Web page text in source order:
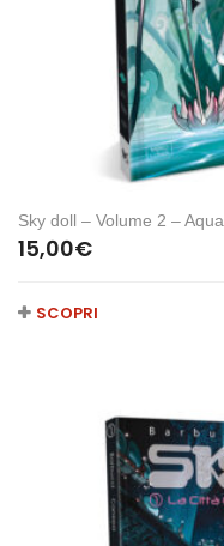
Sky doll – Volume 2 – Aqua
15,00€
SCOPRI